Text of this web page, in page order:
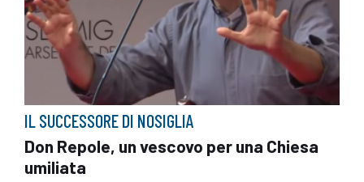
IL SUCCESSORE DI NOSIGLIA
Don Repole, un vescovo per una Chiesa
umiliata